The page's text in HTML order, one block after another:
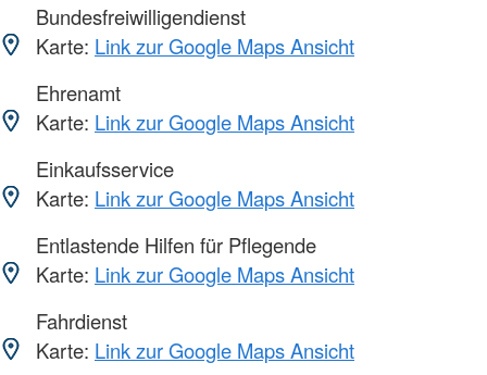
Bundesfreiwilligendienst
Karte: Link zur Google Maps Ansicht
Ehrenamt
Karte: Link zur Google Maps Ansicht
Einkaufsservice
Karte: Link zur Google Maps Ansicht
Entlastende Hilfen für Pflegende
Karte: Link zur Google Maps Ansicht
Fahrdienst
Karte: Link zur Google Maps Ansicht